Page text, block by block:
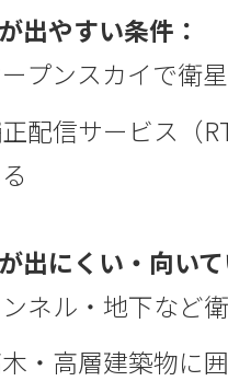
出やすい条件：
プンスカイで衛
配信サービス（
出にくい・向い
ンネル・地下など
・高層建築物に